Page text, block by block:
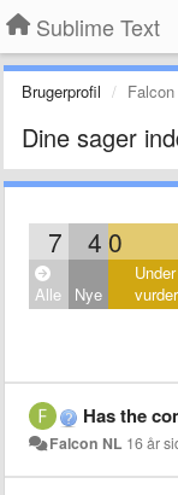
Sublime Text
Brugerprofil
Dine sager
7 4 0
Alle Nye
Under
Has the command to
Falcon NL 16 år